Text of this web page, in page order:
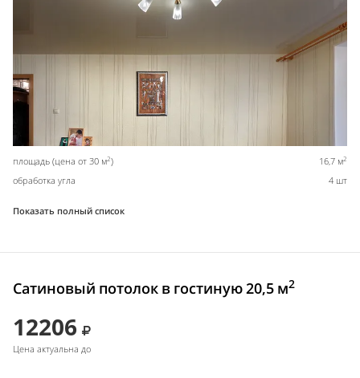
площадь (цена от 30 м2) 16,7 м2
обработка угла 4 шт
Показать полный список
Сатиновый потолок в гостиную 20,5 м2
12206
Цена актуальна до